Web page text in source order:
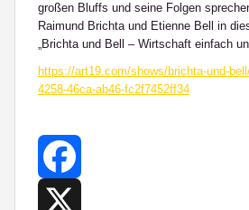
großen Bluffs und seine Folgen
Raimund Brichta und Etienne Bell in
„Brichta und Bell – Wirtschaft einfach
https://art19.com/shows/brichta-und-
4258-46ca-ab46-fc2f7452ff34
Facebook